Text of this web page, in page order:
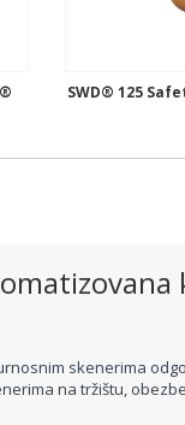
SWD® 125
skenerima
na tržištu,